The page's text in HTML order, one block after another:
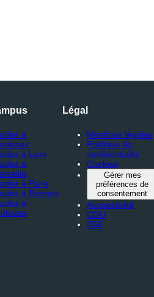
à
à Lyon
à
à Paris
à Rennes
à
Légal
Mentions légales
Politique de
confidentialité
Cookies
Gérer mes
préférences de
consentement
Accessibilité
CGU
CGI